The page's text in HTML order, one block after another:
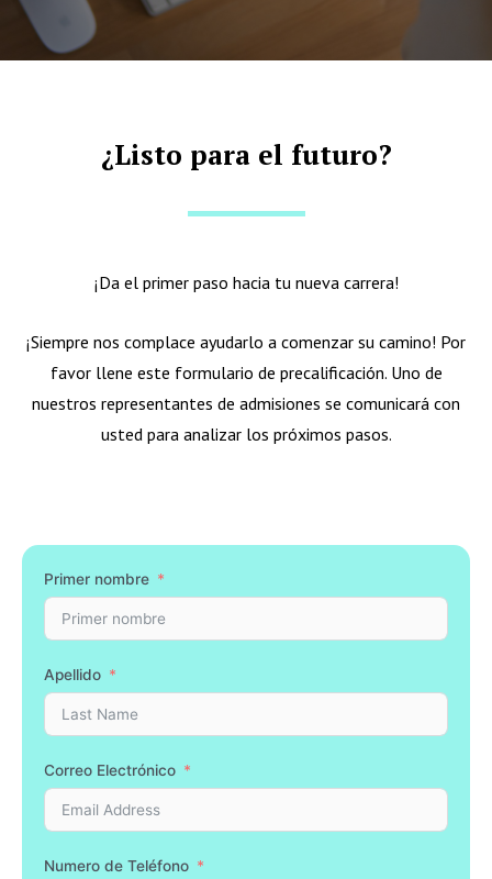
¿Listo para el futuro?
¡Da el primer paso hacia tu nueva carrera!
¡Siempre nos complace ayudarlo a comenzar su camino! Por
favor llene este formulario de precalificación. Uno de
nuestros representantes de admisiones se comunicará con
usted para analizar los próximos pasos.
Primer nombre
Apellido
Correo Electrónico
Numero de Teléfono